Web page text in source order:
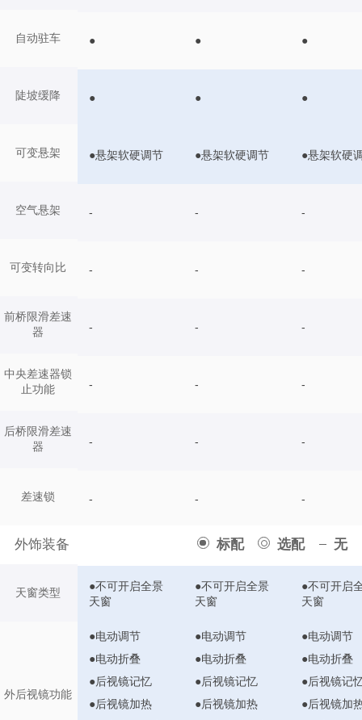
自动驻车
陡坡缓降
可变悬架
空气悬架
可变转向比
前桥限滑差速
器
中央差速器锁
止功能
后桥限滑差速
器
差速锁
外饰装备 标配 选配 无
天窗类型
外后视镜功能
● ● ●
● ● ●
●悬架软硬调节 ●悬架软硬调节 ●悬架软硬
- - -
- - -
- - -
- - -
- - -
- - -
●不可开启全景
天窗
●不可开启全景
天窗
●不可开启
天窗
●电动调节
●电动折叠
●后视镜记忆
●后视镜加热
●电动调节
●电动折叠
●后视镜记忆
●后视镜加热
●电动调节
●电动折叠
●后视镜记
●后视镜加